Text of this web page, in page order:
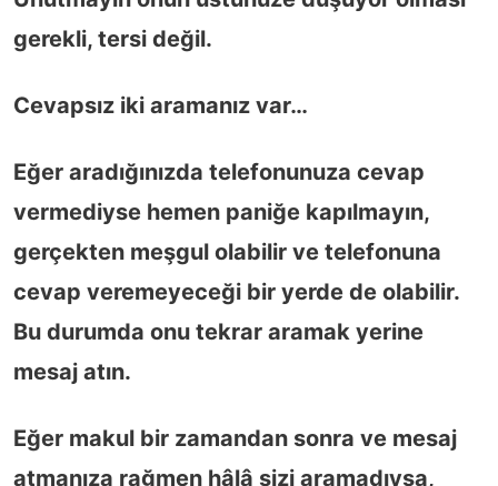
gerekli, tersi değil.
Cevapsız iki aramanız var…
Eğer aradığınızda telefonunuza cevap
vermediyse hemen paniğe kapılmayın,
gerçekten meşgul olabilir ve telefonuna
cevap veremeyeceği bir yerde de olabilir.
Bu durumda onu tekrar aramak yerine
mesaj atın.
Eğer makul bir zamandan sonra ve mesaj
atmanıza rağmen hâlâ sizi aramadıysa,